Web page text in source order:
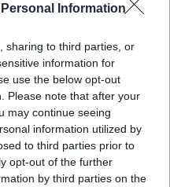
Information
sharing to third parties, or
information for
use the below opt-out
Please note that after your
may continue seeing
information utilized by
to third parties prior to
opt-out of the further
by third parties on the